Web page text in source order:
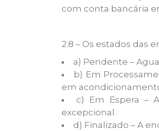
com conta bancária
2.8 – Os estados das
a) Pendente –
b) Em
em
c) Em Espera –
excepcional.
d) Finalizado – A